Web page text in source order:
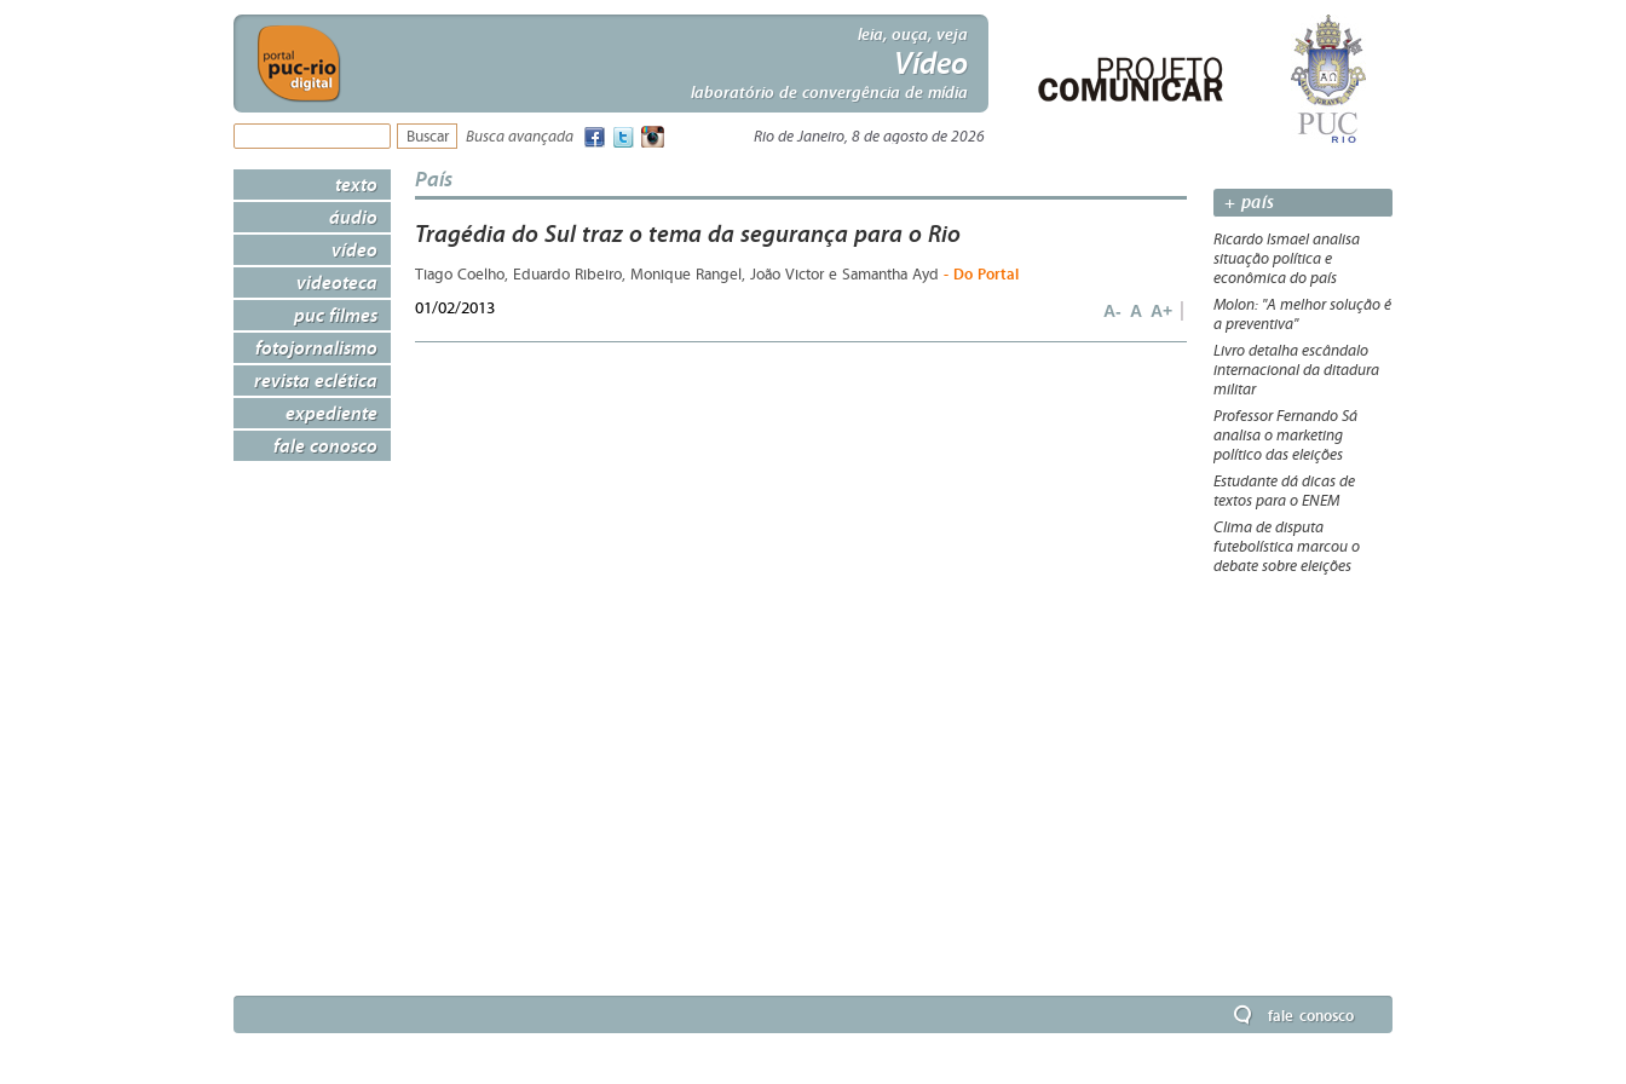
leia, ouça, veja
Vídeo
laboratório de convergência de mídia
Busca avançada Rio de Janeiro, 8 de agosto de 2026
texto
áudio
vídeo
videoteca
puc filmes
fotojornalismo
revista eclética
expediente
fale conosco
País
Tragédia do Sul traz o tema da segurança para o Rio
Tiago Coelho, Eduardo Ribeiro, Monique Rangel, João Victor e Samantha Ayd - Do Portal
01/02/2013 A- A A+
+ país
Ricardo Ismael analisa
situação política e
econômica do país
Molon: "A melhor solução é
a preventiva"
Livro detalha escândalo
internacional da ditadura
militar
Professor Fernando Sá
analisa o marketing
político das eleições
Estudante dá dicas de
textos para o ENEM
Clima de disputa
futebolística marcou o
debate sobre eleições
fale conosco